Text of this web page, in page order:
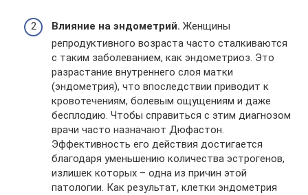
Влияние на эндометрий. Женщины
репродуктивного возраста часто сталкиваются
с таким заболеванием, как эндометриоз. Это
разрастание внутреннего слоя матки
(эндометрия), что впоследствии приводит к
кровотечениям, болевым ощущениям и даже
бесплодию. Чтобы справиться с этим диагнозом
врачи часто назначают Дюфастон.
Эффективность его действия достигается
благодаря уменьшению количества эстрогенов,
излишек которых – одна из причин этой
патологии. Как результат, клетки эндометрия